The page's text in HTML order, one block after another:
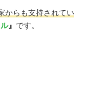
からも支持されてい
』 です。